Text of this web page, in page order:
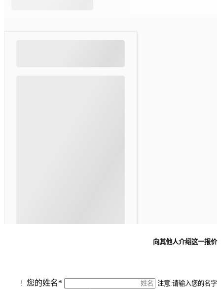
向其他人介绍这一报价
您的姓名* 注意:请输入您的名字！